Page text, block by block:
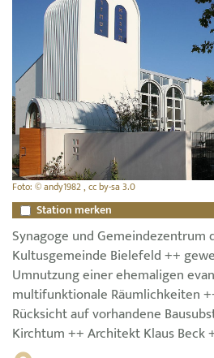
Foto: © andy1982 , cc by-sa 3.0
Station merken
Synagoge und Gemeindezentrum
Kultusgemeinde Bielefeld ++
Umnutzung einer ehemaligen
multifunktionale Räumlichkeiten
Rücksicht auf vorhandene
Kirchtum ++ Architekt Klaus Beck